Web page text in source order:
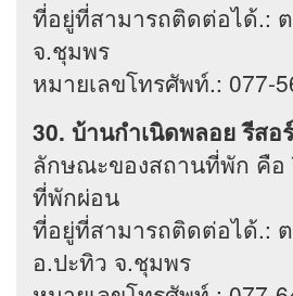
ที่อยู่ที่สามารถติดต่อได้.:
จ.ชุมพร
หมายเลขโทรศัพท์.: 077-
30. บ้านกำเนิดพลอย รีสอ
ลักษณะของสถานที่พัก คือ
ที่พักผ่อน
ที่อยู่ที่สามารถติดต่อได้.:
อ.ปะทิว จ.ชุมพร